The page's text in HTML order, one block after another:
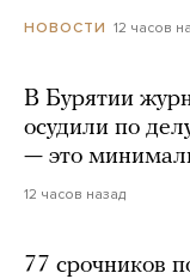
НОВОСТИ 12 часов
В Бурятии
осудили по
— это
12 часов назад
77 срочников